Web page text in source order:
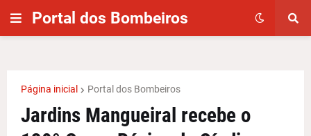
Portal dos Bombeiros
Página inicial Portal dos Bombeiros
Jardins Mangueiral recebe o